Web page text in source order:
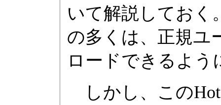
いて解説しておく
の多くは、正規ユ
ロードできるよう
しかし、この